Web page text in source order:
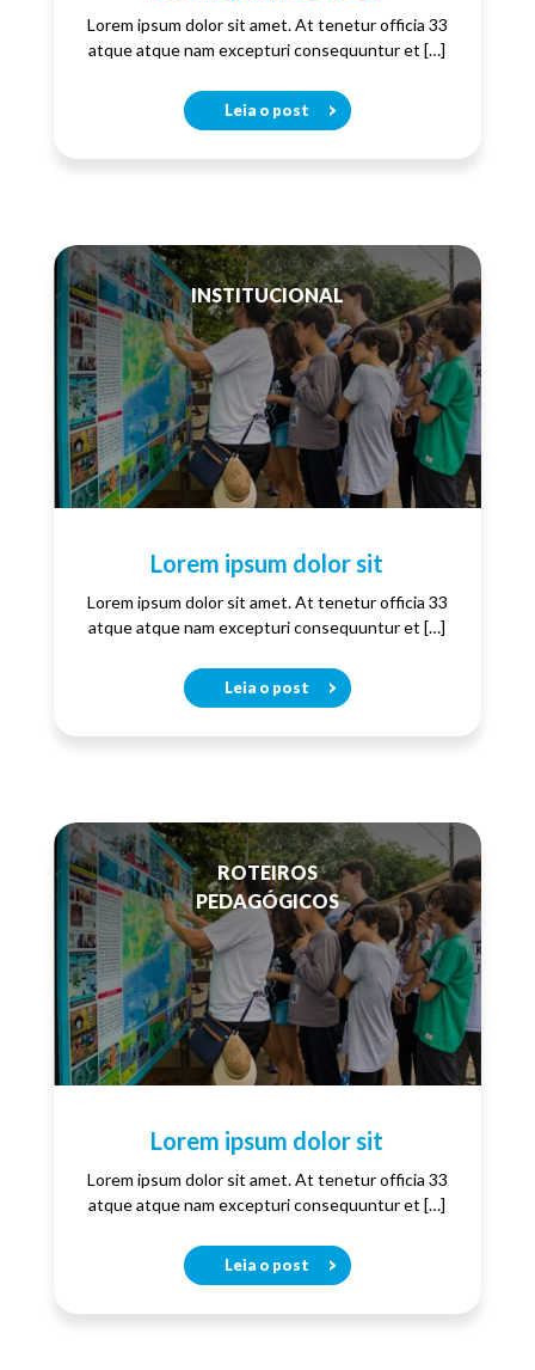
Lorem ipsum dolor sit amet. At tenetur officia 33
atque atque nam excepturi consequuntur et […]
Leia o post
INSTITUCIONAL
Lorem ipsum dolor sit
Lorem ipsum dolor sit amet. At tenetur officia 33
atque atque nam excepturi consequuntur et […]
Leia o post
ROTEIROS
PEDAGÓGICOS
Lorem ipsum dolor sit
Lorem ipsum dolor sit amet. At tenetur officia 33
atque atque nam excepturi consequuntur et […]
Leia o post